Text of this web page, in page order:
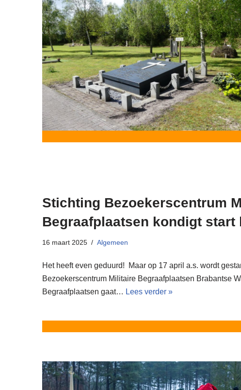
Stichting Bezoekerscentrum
Begraafplaatsen kondigt start
16 maart 2025 Algemeen
Het heeft even geduurd! Maar op 17 april a.s. wordt
Bezoekerscentrum Militaire Begraafplaatsen Brabantse
Begraafplaatsen gaat… Lees verder »